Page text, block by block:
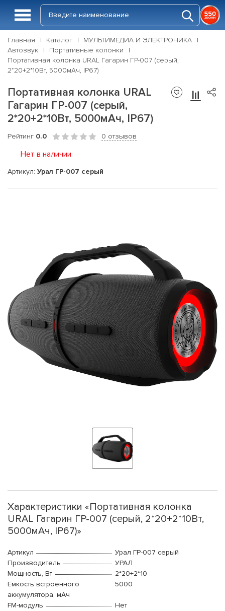
Главная Каталог
МУЛЬТИМЕДИА И ЭЛЕКТРОНИКА
Автозвук
Портативные колонки
Портативная колонка URAL Гагарин ГР-007 (серый,
2*20+2*10Вт, 5000мАч, IP67)
Портативная колонка URAL
Гагарин ГР-007 (серый,
2*20+2*10Вт, 5000мАч, IP67)
Рейтинг 0.0 0 отзывов
Нет в наличии
Артикул: Урал ГР-007 серый
Характеристики «Портативная колонка
URAL Гагарин ГР-007 (серый, 2*20+2*10Вт,
5000мАч, IP67)»
Артикул
Урал ГР-007 серый
Производитель
УРАЛ
Мощность, Вт
2*20+2*10
Ёмкость встроенного
аккумулятора, мАч
5000
FM-модуль
Нет